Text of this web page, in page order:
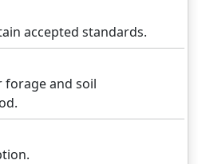
accepted standards.
forage and soil